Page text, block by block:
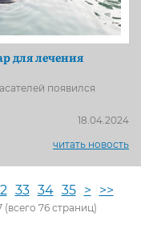
для лечения
появился
18.04.2024
читать новость
33 34 35 > >>
(всего 76 страниц)